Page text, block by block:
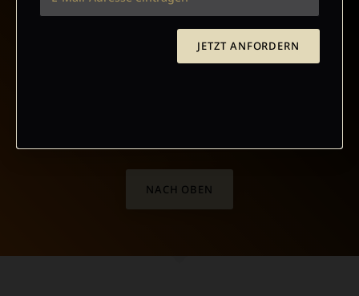
NACH OBEN
JETZT ANFORDERN